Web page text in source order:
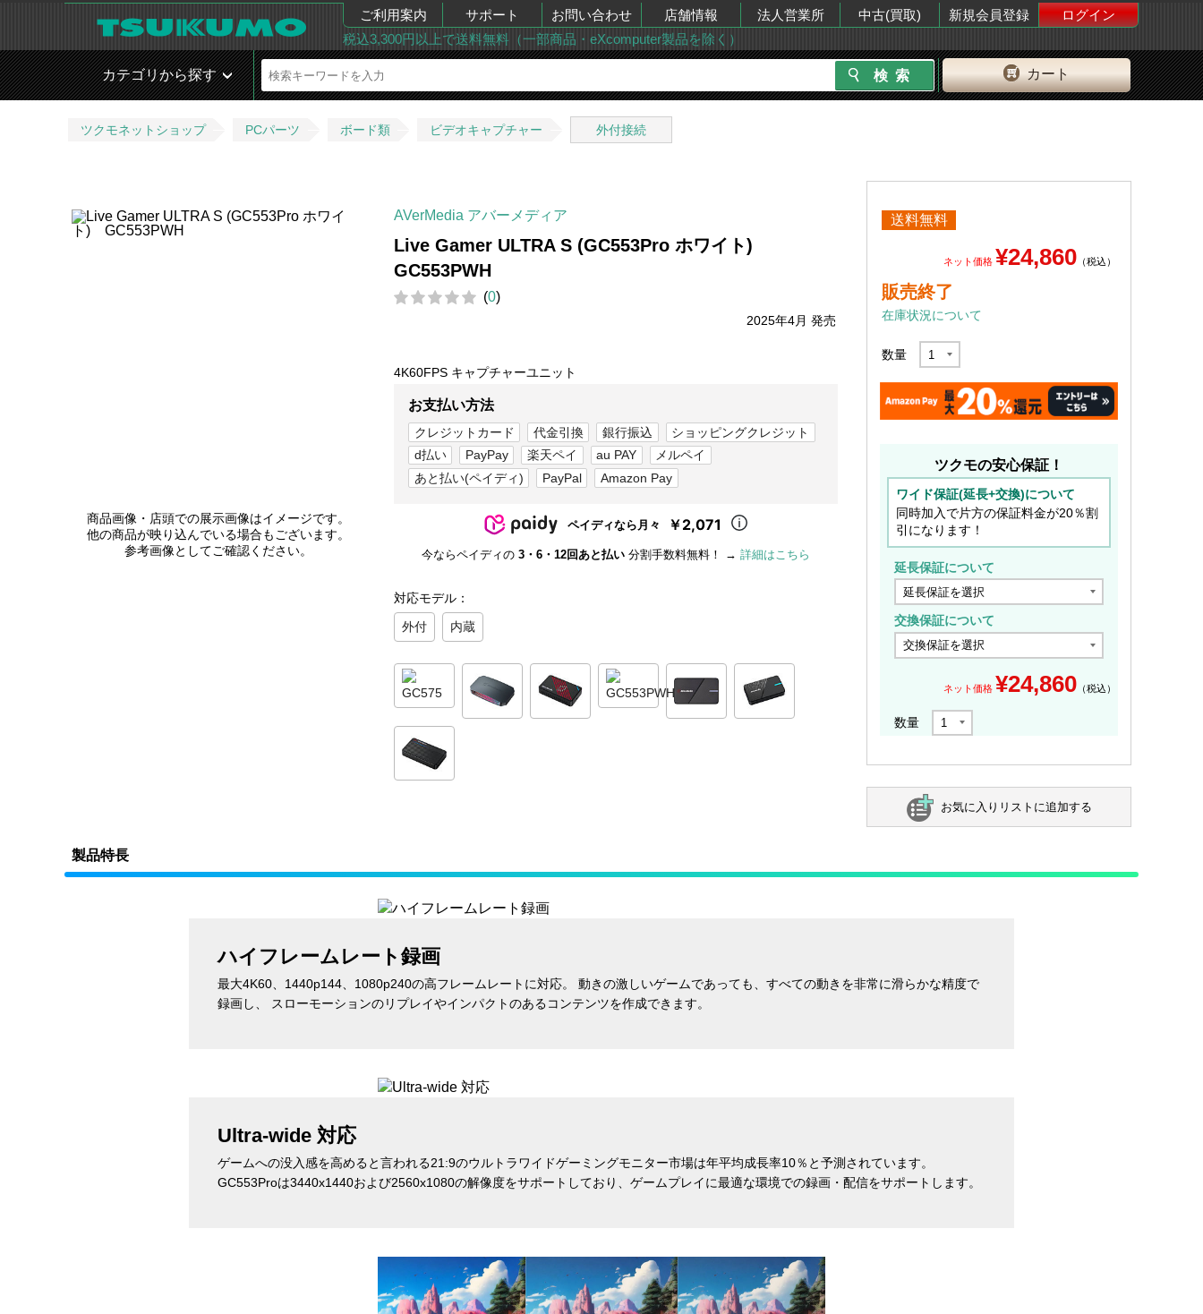
ご利用案内 サポート お問い合わせ 店舗情報 法人営業所 中古(買取) 新規会員登録
ログイン
税込3,300円以上で送料無料（一部商品・eXcomputer製品を除く）
カート
カテゴリから探す
ツクモネットショップ PCパーツ ボード類 ビデオキャプチャー 外付接続
商品画像・店頭での展示画像はイメージです。
他の商品が映り込んでいる場合もございます。
参考画像としてご確認ください。
AVerMedia アバーメディア
Live Gamer ULTRA S (GC553Pro ホワイト)
GC553PWH
(0)
2025年4月 発売
4K60FPS キャプチャーユニット
お支払い方法
クレジットカード 代金引換 銀行振込
ショッピングクレジット
d払い
PayPay 楽天ペイ au PAY
メルペイ
あと払い(ペイディ)
PayPal Amazon Pay
ペイディなら月々 ￥2,071
今ならペイディの 3・6・12回あと払い 分割手数料無料！ → 詳細はこちら
対応モデル：
外付 内蔵
送料無料
ネット価格 ¥24,860 （税込）
販売終了
在庫状況について
数量
ツクモの安心保証！
ワイド保証(延長+交換)について
同時加入で片方の保証料金が20％割
引になります！
延長保証について
交換保証について
ネット価格 ¥24,860 （税込）
数量
お気に入りリストに追加する
製品特長
ハイフレームレート録画
最大4K60、1440p144、1080p240の高フレームレートに対応。 動きの激しいゲームであっても、すべての動きを非常に滑らかな精度で
録画し、 スローモーションのリプレイやインパクトのあるコンテンツを作成できます。
Ultra-wide 対応
ゲームへの没入感を高めると言われる21:9のウルトラワイドゲーミングモニター市場は年平均成長率10％と予測されています。
GC553Proは3440x1440および2560x1080の解像度をサポートしており、ゲームプレイに最適な環境での録画・配信をサポートします。